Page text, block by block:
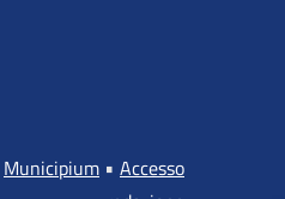
Municipium • Accesso